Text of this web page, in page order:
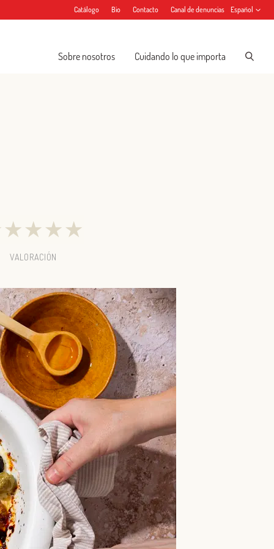
Catálogo Bio Contacto Canal de denuncias Español
Sobre nosotros Cuidando lo que importa
★★★★
VALORACIÓN